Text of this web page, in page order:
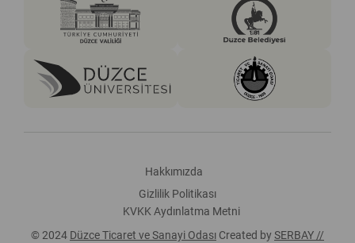
© 2024 Düzce Ticaret ve Sanayi Odası Created bySERBAY //
Hakkımızda
Gizlilik Politikası
KVKK Aydınlatma Metni